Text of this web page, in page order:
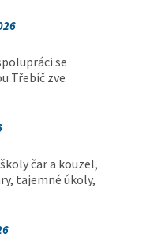
se
Třebíč zve
čar a kouzel,
tajemné úkoly,